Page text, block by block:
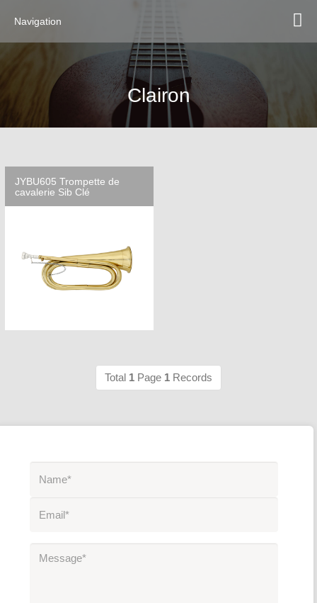
Navigation
Clairon
JYBU605 Trompette de
cavalerie Sib Clé
Total 1 Page 1 Records